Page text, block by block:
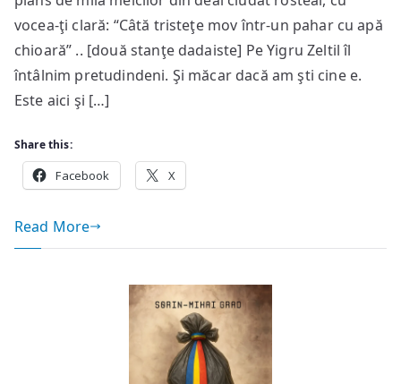
vocea-ţi clară: “Câtă tristeţe mov într-un pahar cu apă
chioară” .. [două stanţe dadaiste] Pe Yigru Zeltil îl
întâlnim pretudindeni. Şi măcar dacă am şti cine e.
Este aici şi […]
Share this:
Facebook X
Read More